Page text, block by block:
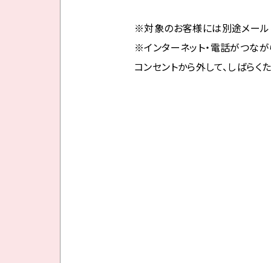
※対象のお客様には別途メール
※インターネット・電話がつな
コンセントから外して、しばら